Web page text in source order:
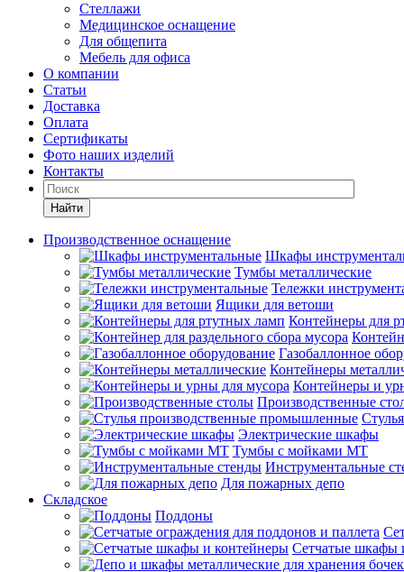
Стеллажи
Медицинское оснащение
Для общепита
Мебель для офиса
О компании
Статьи
Доставка
Оплата
Сертификаты
Фото наших изделий
Контакты
Найти
Производственное оснащение
Шкафы
Тумбы металлические
Тележки
Ящики для ветоши
Контейнеры для
Газобаллонное
Контейнеры
Контейнеры и
Производственные
Электрические шкафы
Тумбы с мойками МТ
Инструментальные
Для пожарных депо
Складское
Поддоны
Сетчатые шкафы